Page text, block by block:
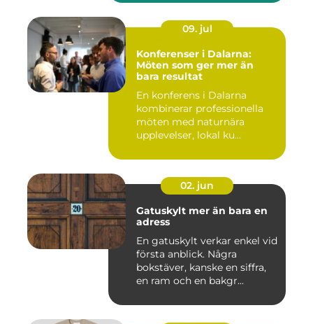
09. jul
Konferenser i Dalarna:
Möten som ger mer än
bara resultat
En konferens i Dalarna
kombinerar professionella
möten med naturnära
upplevelser, lokal ku...
02. jun
Gatuskylt mer än bara en
adress
En gatuskylt verkar enkel vid
första anblick. Några
bokstäver, kanske en siffra,
en ram och en bakgr...